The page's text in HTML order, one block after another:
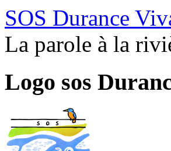
SOS Durance
La parole à la
Logo sos